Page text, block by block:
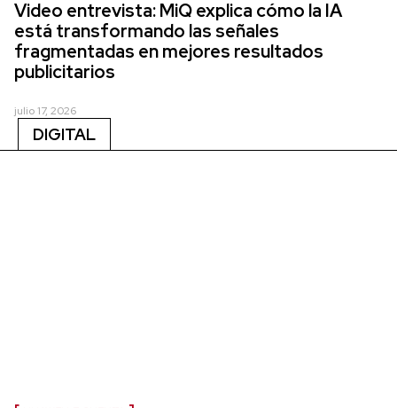
Video entrevista: MiQ explica cómo la IA
está transformando las señales
fragmentadas en mejores resultados
publicitarios
julio 17, 2026
DIGITAL